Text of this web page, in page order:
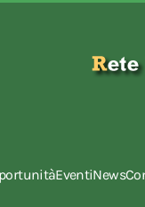
EventiNews